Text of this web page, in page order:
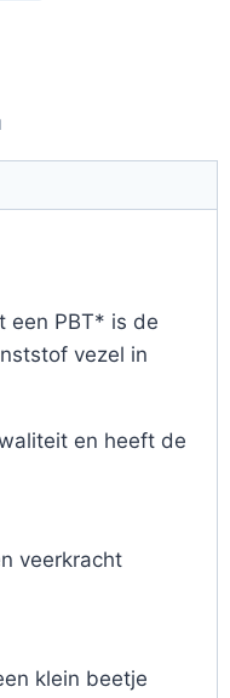
een PBT* is de
vezel in
en heeft de
veerkracht
klein beetje